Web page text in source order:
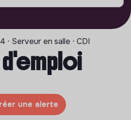
⋅ Serveur en salle ⋅ CDI
une alerte